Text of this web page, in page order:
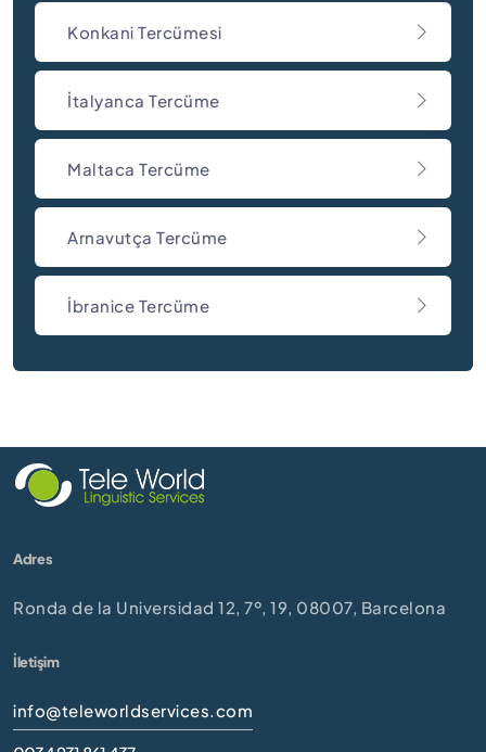
Konkani Tercümesi
İtalyanca Tercüme
Maltaca Tercüme
Arnavutça Tercüme
İbranice Tercüme
Adres
Ronda de la Universidad 12, 7º, 19, 08007, Barcelona
İletişim
info@teleworldservices.com